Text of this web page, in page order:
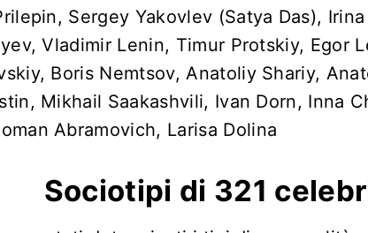
Sergey Yakovlev (Satya Das), Irina
Vladimir Lenin, Timur Protskiy, Egor
Boris Nemtsov, Anatoliy Shariy,
Mikhail Saakashvili, Ivan Dorn, Inna
Abramovich, Larisa Dolina
Sociotipi di 321